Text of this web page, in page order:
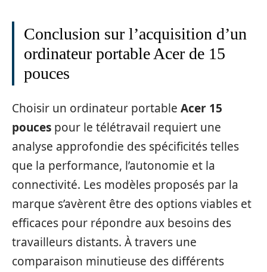
Conclusion sur l’acquisition d’un
ordinateur portable Acer de 15
pouces
Choisir un ordinateur portable Acer 15
pouces pour le télétravail requiert une
analyse approfondie des spécificités telles
que la performance, l’autonomie et la
connectivité. Les modèles proposés par la
marque s’avèrent être des options viables et
efficaces pour répondre aux besoins des
travailleurs distants. À travers une
comparaison minutieuse des différents